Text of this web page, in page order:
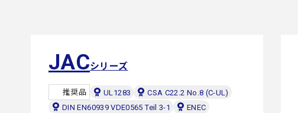
JACシリーズ
推奨品 UL1283
CSA C22.2 No.8 (C-UL)
DIN EN60939 VDE0565 Teil 3-1
ENEC